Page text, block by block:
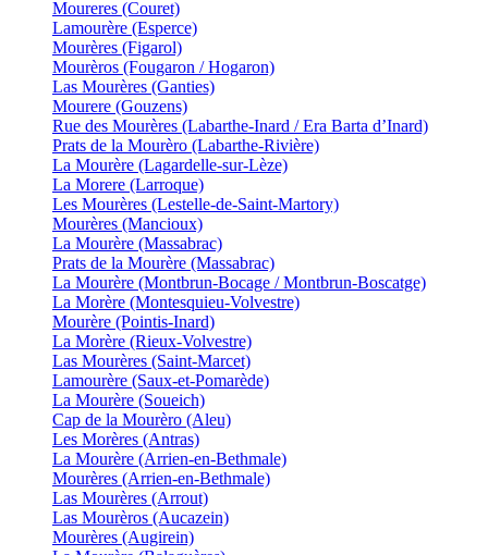
Moureres (Couret)
Lamourère (Esperce)
Mourères (Figarol)
Mourèros (Fougaron / Hogaron)
Las Mourères (Ganties)
Mourere (Gouzens)
Rue des Mourères (Labarthe-Inard / Era Barta d’Inard)
Prats de la Mourèro (Labarthe-Rivière)
La Mourère (Lagardelle-sur-Lèze)
La Morere (Larroque)
Les Mourères (Lestelle-de-Saint-Martory)
Mourères (Mancioux)
La Mourère (Massabrac)
Prats de la Mourère (Massabrac)
La Mourère (Montbrun-Bocage / Montbrun-Boscatge)
La Morère (Montesquieu-Volvestre)
Mourère (Pointis-Inard)
La Morère (Rieux-Volvestre)
Las Mourères (Saint-Marcet)
Lamourère (Saux-et-Pomarède)
La Mourère (Soueich)
Cap de la Mourèro (Aleu)
Les Morères (Antras)
La Mourère (Arrien-en-Bethmale)
Mourères (Arrien-en-Bethmale)
Las Mourères (Arrout)
Las Mourèros (Aucazein)
Mourères (Augirein)